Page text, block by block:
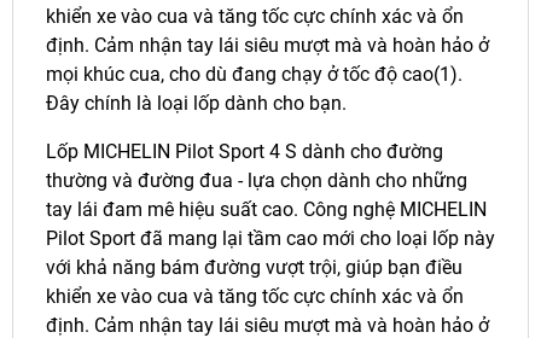
khiển xe vào cua và tăng tốc cực chính xác và ổn
định. Cảm nhận tay lái siêu mượt mà và hoàn hảo ở
mọi khúc cua, cho dù đang chạy ở tốc độ cao(1).
Đây chính là loại lốp dành cho bạn.
Lốp MICHELIN Pilot Sport 4 S dành cho đường
thường và đường đua - lựa chọn dành cho những
tay lái đam mê hiệu suất cao. Công nghệ MICHELIN
Pilot Sport đã mang lại tầm cao mới cho loại lốp này
với khả năng bám đường vượt trội, giúp bạn điều
khiển xe vào cua và tăng tốc cực chính xác và ổn
định. Cảm nhận tay lái siêu mượt mà và hoàn hảo ở